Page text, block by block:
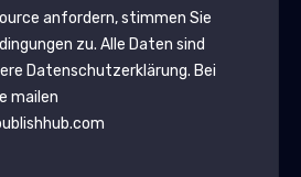
anfordern, stimmen Sie
zu. Alle Daten sind
Datenschutzerklärung. Bei
mailen